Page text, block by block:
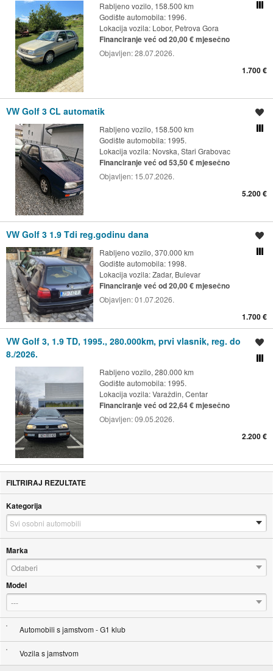
Rabljeno vozilo, 158.500 km
Godište automobila: 1996.
Lokacija vozila: Lobor, Petrova Gora
Financiranje već od 20,00 € mjesečno
Objavljen:28.07.2026.
1.700 €
VW Golf 3 CL automatik
Rabljeno vozilo, 158.500 km
Godište automobila: 1995.
Lokacija vozila: Novska, Stari Grabovac
Financiranje već od 53,50 € mjesečno
Objavljen: 15.07.2026.
5.200 €
VW Golf 3 1.9 Tdi reg.godinu dana
Rabljeno vozilo, 370.000 km
Godište automobila: 1998.
Lokacija vozila:Zadar, Bulevar
Financiranje već od 20,00 € mjesečno
Objavljen:01.07.2026.
1.700 €
VW Golf 3, 1.9 TD, 1995., 280.000km, prvi vlasnik, reg. do
8./2026.
Rabljeno vozilo, 280.000 km
Godište automobila: 1995.
Lokacija vozila:Varaždin, Centar
Financiranje već od 22,64 € mjesečno
Objavljen:09.05.2026.
2.200 €
FILTRIRAJ REZULTATE
Kategorija
Marka
Odaberi
Model
---
Automobili s jamstvom - G1 klub
Vozila s jamstvom